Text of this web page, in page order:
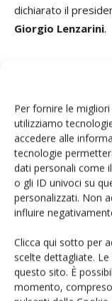
Per fornire le
utilizziamo
accedere alle
tecnologie
dati personali come
o gli ID univoci su
personalizzati. Non
influire
Clicca qui sotto per
scelte dettagliate.
questo sito. È
momento,
dichiarato il
Giorgio Lenzarini.
sul mercato
italiano. “Un fatto
ancora di più sulla
ha sostenuto il
Calderoni .
E con la
Dop, Igp
Intanto, con
italiani